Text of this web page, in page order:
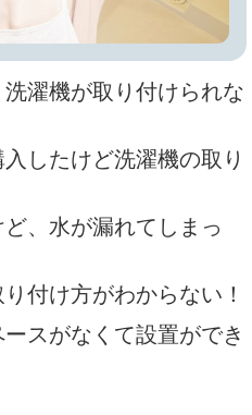
濯機が取り付けられな
したけど洗濯機の取り
、水が漏れてしまっ
付け方がわからない！
スがなくて設置ができ